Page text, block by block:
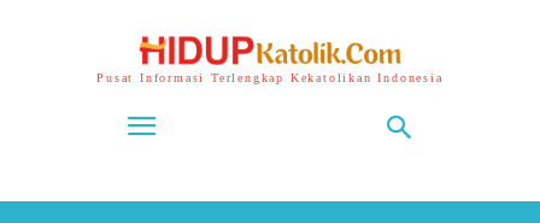
Pusat Informasi Terlengkap Kekatolikan Indonesia